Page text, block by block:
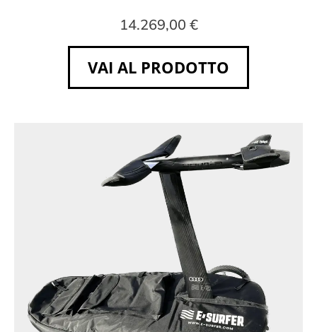
14.269,00 €
VAI AL PRODOTTO